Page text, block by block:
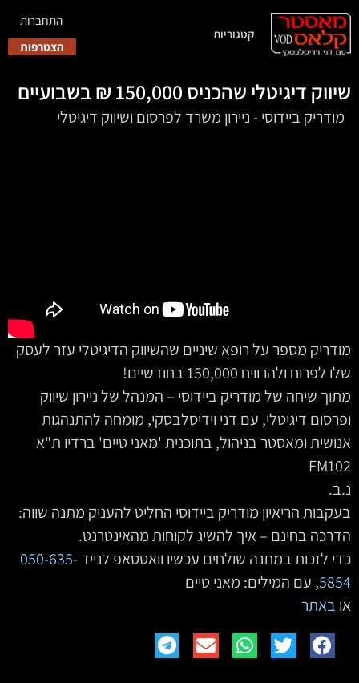
קטגוריות
התחברות
הצטרפות
שיווק דיגיטלי שהכניס 150,000 ₪ בשבועיים
‏‏‏‏ ‏‏ מודריק ביידוסי - ניירון משרד לפרסום ושיווק דיגיטלי
מודריק מספר על רופא שיניים שהשיווק הדיגיטלי עזר לעסק
שלו לפרוח ולהרוויח 150,000 בחודשיים!
מתוך שיחה של מודריק ביידוסי – המנהל של ניירון שיווק
ופרסום דיגיטלי, עם דני וידיסלבסקי, מומחה להתנהגות
אנושית ומאסטר בניהול, בתוכנית 'מאני טיים' ברדיו ת"א
FM102
נ.ב.
בעקבות הריאיון מודריק ביידוסי החליט להעניק מתנה שווה:
הדרכה בחינם – איך להשיג לקוחות מהאינטרנט.
כדי לזכות במתנה שולחים עכשיו וואטסאפ לנייד050-635-
5854‏‏, עם המילים: מאני טיים
‏או באתר